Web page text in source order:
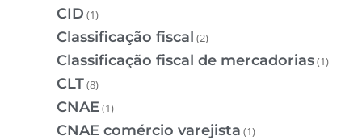
CID (1)
Classificação fiscal (2)
Classificação fiscal de mercadorias(1)
CLT(8)
CNAE(1)
CNAE comércio varejista (1)